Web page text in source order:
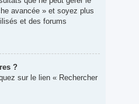
avancée » et soyez plus
et des forums
?
sur le lien « Rechercher